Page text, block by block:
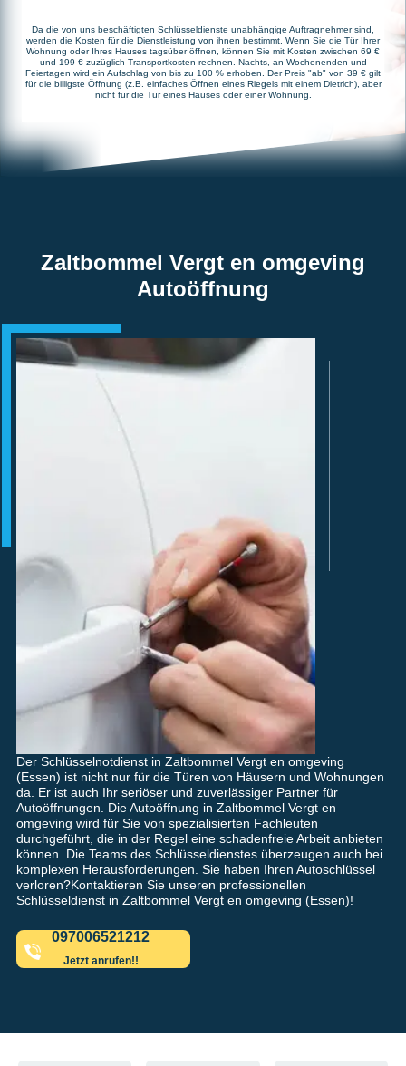
Da die von uns beschäftigten Schlüsseldienste unabhängige Auftragnehmer sind,
werden die Kosten für die Dienstleistung von ihnen bestimmt. Wenn Sie die Tür Ihrer
Wohnung oder Ihres Hauses tagsüber öffnen, können Sie mit Kosten zwischen 69 €
und 199 € zuzüglich Transportkosten rechnen. Nachts, an Wochenenden und
Feiertagen wird ein Aufschlag von bis zu 100 % erhoben. Der Preis "ab" von 39 € gilt
für die billigste Öffnung (z.B. einfaches Öffnen eines Riegels mit einem Dietrich), aber
nicht für die Tür eines Hauses oder einer Wohnung.
Zaltbommel Vergt en omgeving
Autoöffnung
Der Schlüsselnotdienst in Zaltbommel Vergt en omgeving
(Essen) ist nicht nur für die Türen von Häusern und Wohnungen
da. Er ist auch Ihr seriöser und zuverlässiger Partner für
Autoöffnungen. Die Autoöffnung in Zaltbommel Vergt en
omgeving wird für Sie von spezialisierten Fachleuten
durchgeführt, die in der Regel eine schadenfreie Arbeit anbieten
können. Die Teams des Schlüsseldienstes überzeugen auch bei
komplexen Herausforderungen. Sie haben Ihren Autoschlüssel
verloren?Kontaktieren Sie unseren professionellen
Schlüsseldienst in Zaltbommel Vergt en omgeving (Essen)!
097006521212
Jetzt anrufen!!